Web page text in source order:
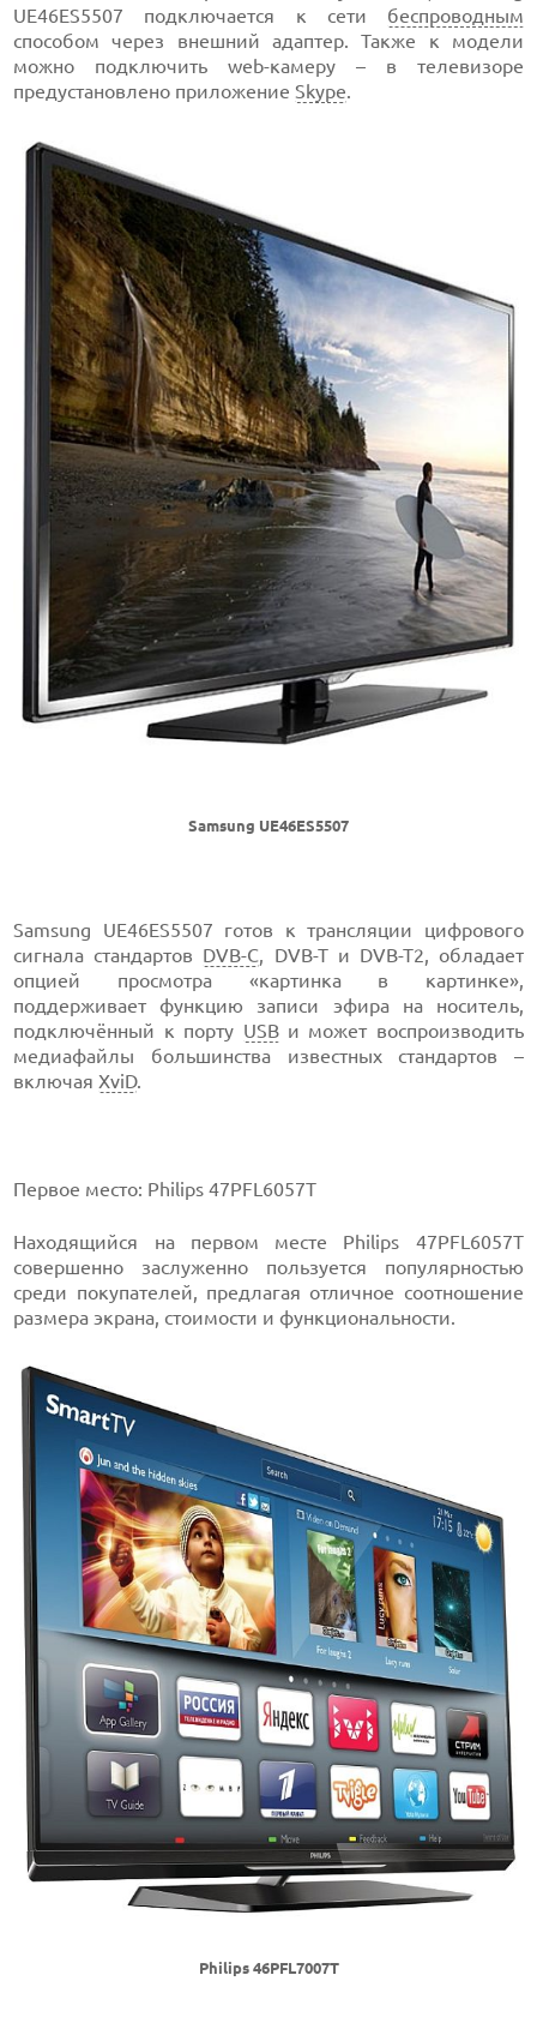
UE46ES5507 подключается к сети беспроводным
способом через внешний адаптер. Также к модели
можно подключить web-камеру – в телевизоре
предустановлено приложениеSkype.
Samsung UE46ES5507
Samsung UE46ES5507 готов к трансляции цифрового
сигнала стандартов DVB-C, DVB-T и DVB-T2, обладает
опцией просмотра «картинка в картинке»,
поддерживает функцию записи эфира на носитель,
подключённый к порту USBи может воспроизводить
медиафайлы большинства известных стандартов –
включаяXviD.
Первое место: Philips 47PFL6057T
Находящийся на первом месте Philips 47PFL6057T
совершенно заслуженно пользуется популярностью
среди покупателей, предлагая отличное соотношение
размера экрана, стоимости и функциональности.
Philips 46PFL7007T